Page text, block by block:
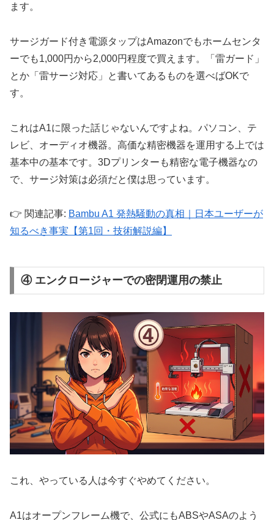
ます。
サージガード付き電源タップはAmazonでもホームセンタ
ーでも1,000円から2,000円程度で買えます。「雷ガード」
とか「雷サージ対応」と書いてあるものを選べばOKで
す。
これはA1に限った話じゃないんですよね。パソコン、テ
レビ、オーディオ機器。高価な精密機器を運用する上では
基本中の基本です。3Dプリンターも精密な電子機器なの
で、サージ対策は必須だと僕は思っています。
👉 関連記事: Bambu A1 発熱騒動の真相｜日本ユーザーが
知るべき事実【第1回・技術解説編】
④ エンクロージャーでの密閉運用の禁止
これ、やっている人は今すぐやめてください。
A1はオープンフレーム機で、公式にもABSやASAのよう